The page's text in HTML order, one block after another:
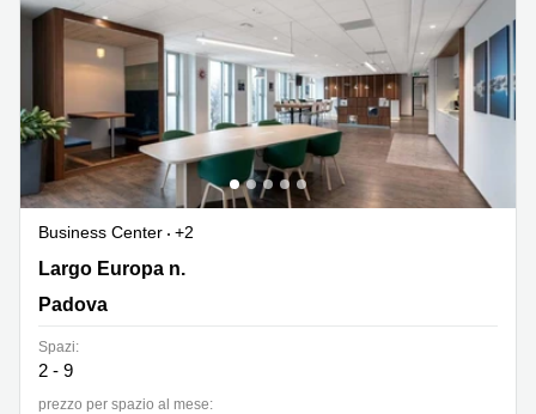
Business Center
+2
Largo Europa n. 20, Padova
Largo Europa n.
Padova
Spazi:
2 - 9
prezzo per spazio al mese: